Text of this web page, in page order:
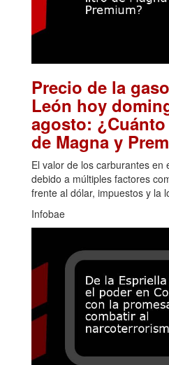
Precio de la
León hoy
agosto:
de Magna y
El valor de los carburantes en
debido a múltiples factores
frente al dólar, impuestos y la
Infobae